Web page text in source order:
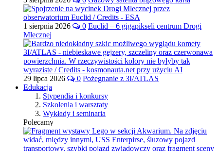
1 sierpnia 2026 0 Euclid – 6 gigapikseli centrum Drogi
Mlecznej
29 lipca 2026 0 Pożegnanie z 3I/ATLAS
Edukacja
Stypendia i konkursy
Szkolenia i warsztaty
Wykłady i seminaria
Polecamy